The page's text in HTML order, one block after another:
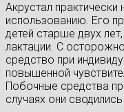
Акрустал практически
использованию. Его
детей старше двух
лактации. С
средство при
повышенной
Побочные средства
случаях они